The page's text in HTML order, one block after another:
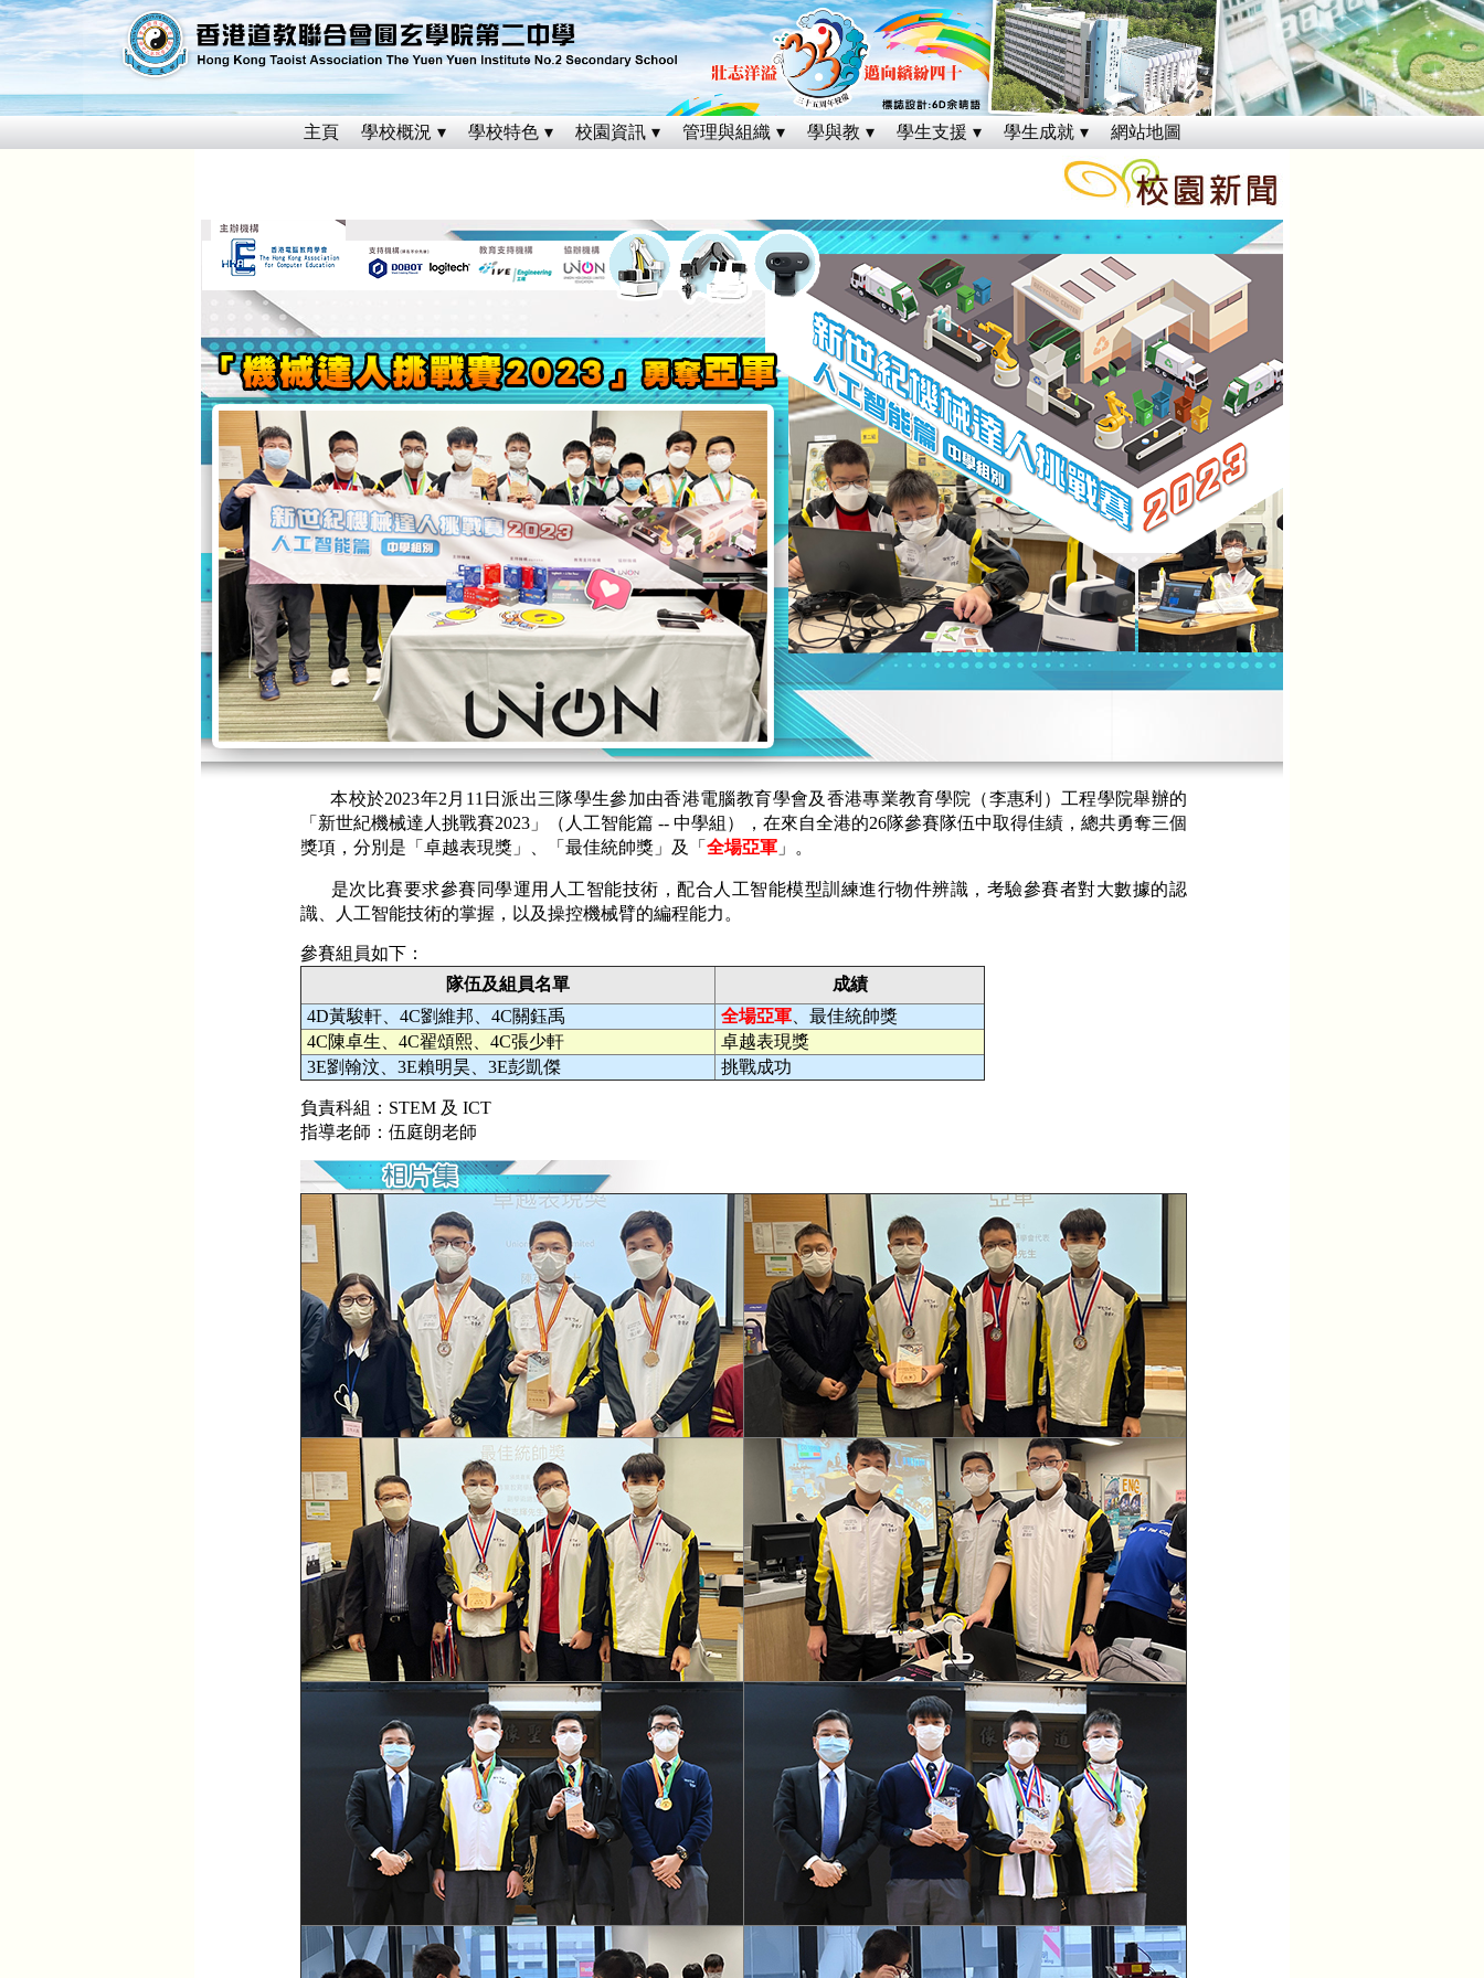
主頁 學校概況 學校特色 校園資訊 管理與組織 學與教 學生支援 學生成就 網站地圖
本校於2023年2月11日派出三隊學生參加由香港電腦教育學會及香港專業教育學院（李惠利）工程學院舉辦的
「新世紀機械達人挑戰賽2023」（人工智能篇 -- 中學組），在來自全港的26隊參賽隊伍中取得佳績，總共勇奪三個
獎項，分別是「卓越表現獎」、「最佳統帥獎」及「 全場亞軍 」。
是次比賽要求參賽同學運用人工智能技術，配合人工智能模型訓練進行物件辨識，考驗參賽者對大數據的認
識、人工智能技術的掌握，以及操控機械臂的編程能力。
參賽組員如下：
隊伍及組員名單
成績
4D黃駿軒、4C劉維邦、4C關鈺禹
全場亞軍 、最佳統帥獎
4C陳卓生、4C翟頌熙、4C張少軒
卓越表現獎
3E劉翰汶、3E賴明昊、3E彭凱傑
挑戰成功
負責科組：STEM 及 ICT
指導老師：伍庭朗老師